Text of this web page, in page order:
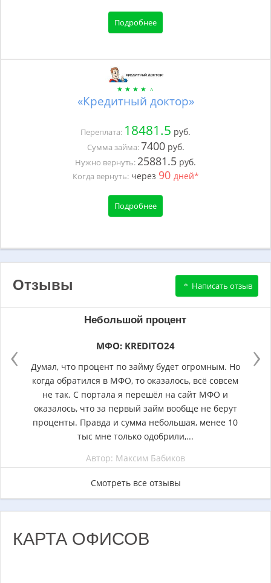
Подробнее
«Кредитный доктор»
Переплата: 18481.5 руб.
Сумма займа:7400руб.
Нужно вернуть: 25881.5 руб.
Когда вернуть:через 90 дней*
Подробнее
Отзывы Написать отзыв
Небольшой процент
МФО: KREDITO24
Думал, что процент по займу будет огромным. Но
когда обратился в МФО, то оказалось, всё совсем
не так. С портала я перешёл на сайт МФО и
оказалось, что за первый займ вообще не берут
проценты. Правда и сумма небольшая, менее 10
тыс мне только одобрили,...
Автор: Максим Бабиков
Смотреть все отзывы
‹ ›
КАРТА ОФИСОВ